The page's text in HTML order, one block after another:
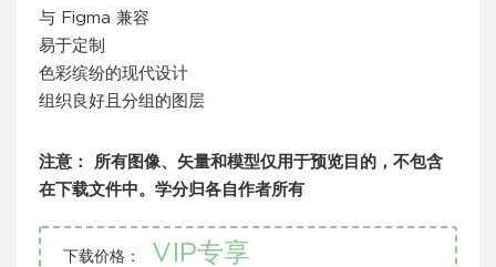
与 Figma 兼容
易于定制
色彩缤纷的现代设计
组织良好且分组的图层
注意：
所有图像、矢量和模型仅用于预览目的，不包含
在下载文件中。学分归各自作者所有
下载价格： VIP专享